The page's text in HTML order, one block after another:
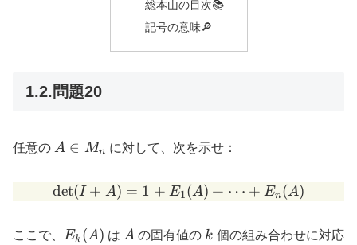
総本山の目次📚
記号の意味🔎
1.2.問題20
任意の A
M_n
A ∈ Mn に対して、次を示せ：
\det(I + A) = 1 + E_1(A)
det(I + A) = 1 + E1(A) + ⋯ + En(A)
ここで、 E_k(A)
Ek (A) は A
A の固有値の k
k 個の組み合わせに対応